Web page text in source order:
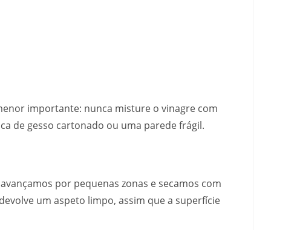
importante: nunca misture o vinagre com
de gesso cartonado ou uma parede frágil.
por pequenas zonas e secamos com
um aspeto limpo, assim que a superfície